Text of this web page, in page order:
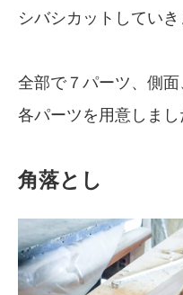
シバシカットしていき
全部で７パーツ、側
各パーツを用意しまし
角落とし